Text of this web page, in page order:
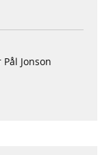
Jonson